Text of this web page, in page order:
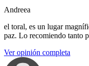
Andreea
el toral, es un lugar
paz. Lo recomiendo tanto
Ver opinión completa